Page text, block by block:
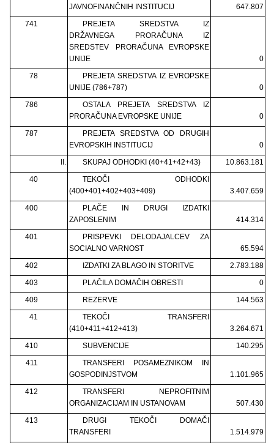
JAVNOFINANČNIH INSTITUCIJ
647.807
741
PREJETA SREDSTVA IZ
DRŽAVNEGA PRORAČUNA IZ
SREDSTEV PRORAČUNA EVROPSKE
UNIJE
0
78
PREJETA SREDSTVA IZ EVROPSKE
UNIJE (786+787)
0
786
OSTALA PREJETA SREDSTVA IZ
PRORAČUNA EVROPSKE UNIJE
0
787
PREJETA SREDSTVA OD DRUGIH
EVROPSKIH INSTITUCIJ
0
II.
SKUPAJ ODHODKI (40+41+42+43)
10.863.181
40
TEKOČI ODHODKI
(400+401+402+403+409)
3.407.659
400
PLAČE IN DRUGI IZDATKI
ZAPOSLENIM
414.314
401
PRISPEVKI DELODAJALCEV ZA
SOCIALNO VARNOST
65.594
402
IZDATKI ZA BLAGO IN STORITVE
2.783.188
403
PLAČILA DOMAČIH OBRESTI
0
409
REZERVE
144.563
41
TEKOČI TRANSFERI
(410+411+412+413)
3.264.671
410
SUBVENCIJE
140.295
411
TRANSFERI POSAMEZNIKOM IN
GOSPODINJSTVOM
1.101.965
412
TRANSFERI NEPROFITNIM
ORGANIZACIJAM IN USTANOVAM
507.430
413
DRUGI TEKOČI DOMAČI
TRANSFERI
1.514.979